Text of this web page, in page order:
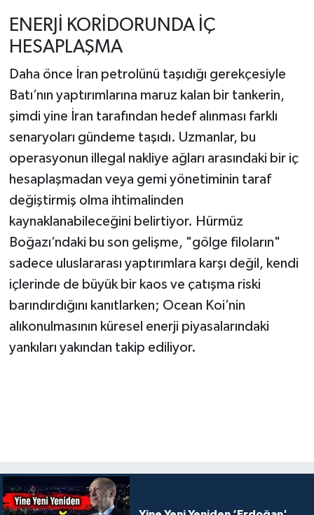
ENERJİ KORİDORUNDA İÇ
HESAPLAŞMA
Daha önce İran petrolünü taşıdığı gerekçesiyle
Batı’nın yaptırımlarına maruz kalan bir tankerin,
şimdi yine İran tarafından hedef alınması farklı
senaryoları gündeme taşıdı. Uzmanlar, bu
operasyonun illegal nakliye ağları arasındaki bir iç
hesaplaşmadan veya gemi yönetiminin taraf
değiştirmiş olma ihtimalinden
kaynaklanabileceğini belirtiyor. Hürmüz
Boğazı’ndaki bu son gelişme, "gölge filoların"
sadece uluslararası yaptırımlara karşı değil, kendi
içlerinde de büyük bir kaos ve çatışma riski
barındırdığını kanıtlarken; Ocean Koi’nin
alıkonulmasının küresel enerji piyasalarındaki
yankıları yakından takip ediliyor.